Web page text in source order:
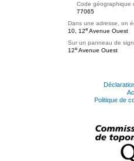
Code géographique
77065
Dans une adresse, on
10, 12e Avenue Ouest
Sur un panneau de
12e Avenue Ouest
Politique de